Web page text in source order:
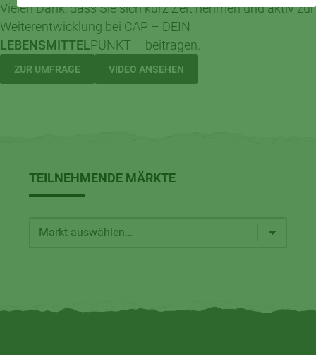
Vielen Dank, dass Sie sich kurz Zeit nehmen und aktiv zur
Weiterentwicklung bei CAP – DEIN
LEBENSMITTELPUNKT – beitragen.
ZUR UMFRAGE VIDEO ANSEHEN
TEILNEHMENDE MÄRKTE